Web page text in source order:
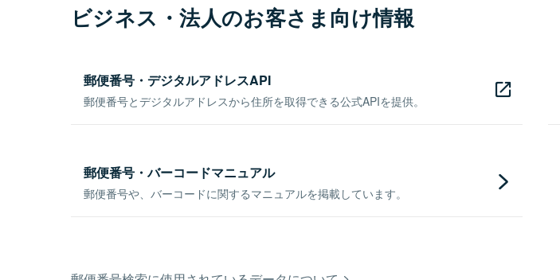
ビジネス・法人のお客さま向け情報
郵便番号・デジタルアドレスAPI
郵便番号とデジタルアドレスから住所を取得できる公式APIを提供。
郵便番号・バーコードマニュアル
郵便番号や、バーコードに関するマニュアルを掲載しています。